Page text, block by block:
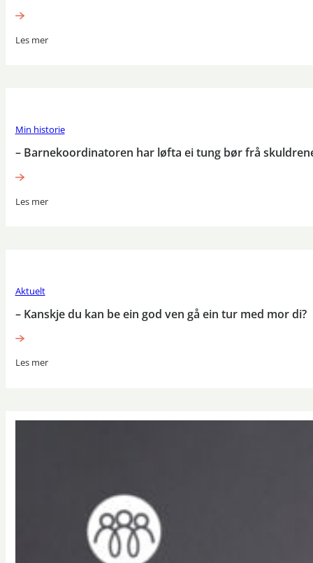
Les mer
Min historie
– Barnekoordinatoren har løfta ei tung bør frå
Les mer
Aktuelt
– Kanskje du kan be ein god ven gå ein tur med mor di?
Les mer